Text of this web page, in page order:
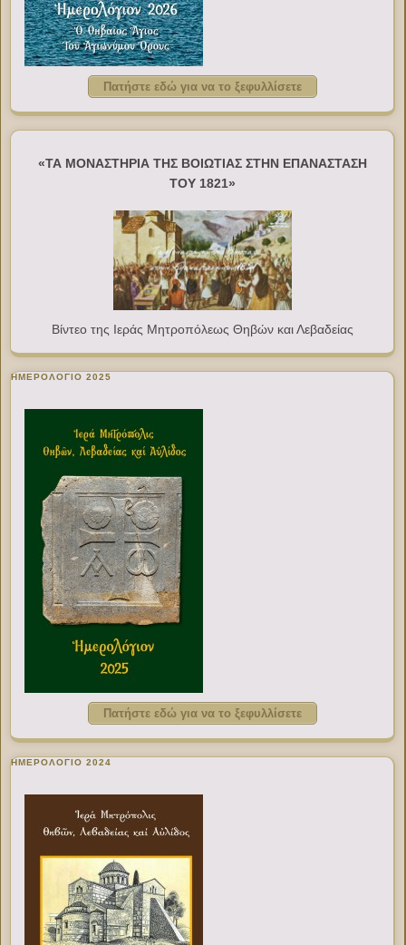
Πατήστε εδώ για να το ξεφυλλίσετε
«ΤΑ ΜΟΝΑΣΤΗΡΙΑ ΤΗΣ ΒΟΙΩΤΙΑΣ ΣΤΗΝ ΕΠΑΝΑΣΤΑΣΗ
ΤΟΥ 1821»
Βίντεο της Ιεράς Μητροπόλεως Θηβών και Λεβαδείας
ΗΜΕΡΟΛΟΓΙΟ 2025
Πατήστε εδώ για να το ξεφυλλίσετε
ΗΜΕΡΟΛΟΓΙΟ 2024